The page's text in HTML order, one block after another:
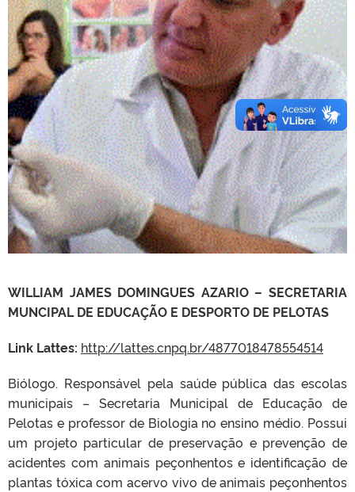
WILLIAM JAMES DOMINGUES AZARIO – SECRETARIA
MUNCIPAL DE EDUCAÇÃO E DESPORTO DE PELOTAS
Link Lattes: http://lattes.cnpq.br/4877018478554514
Biólogo. Responsável pela saúde pública das escolas
municipais – Secretaria Municipal de Educação de
Pelotas e professor de Biologia no ensino médio. Possui
um projeto particular de preservação e prevenção de
acidentes com animais peçonhentos e identificação de
plantas tóxica com acervo vivo de animais peçonhentos